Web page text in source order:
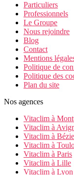
Particuliers
Professionnels
Le Groupe
Nous rejoindre
Blog
Contact
Mentions
Politique de
Politique des
Plan du site
Nos agences
Vitaclim à
Vitaclim à
Vitaclim à
Vitaclim à
Vitaclim à Paris
Vitaclim à Lille
Vitaclim à Lyon